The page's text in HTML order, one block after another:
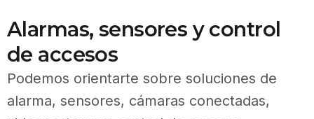
Alarmas, sensores y control
de accesos
Podemos orientarte sobre soluciones de
alarma, sensores, cámaras conectadas,